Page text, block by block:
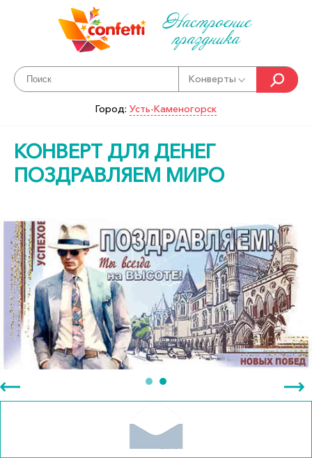
Настроение
праздника
Конверты
Город: Усть-Каменогорск
КОНВЕРТ ДЛЯ ДЕНЕГ
ПОЗДРАВЛЯЕМ МИРО